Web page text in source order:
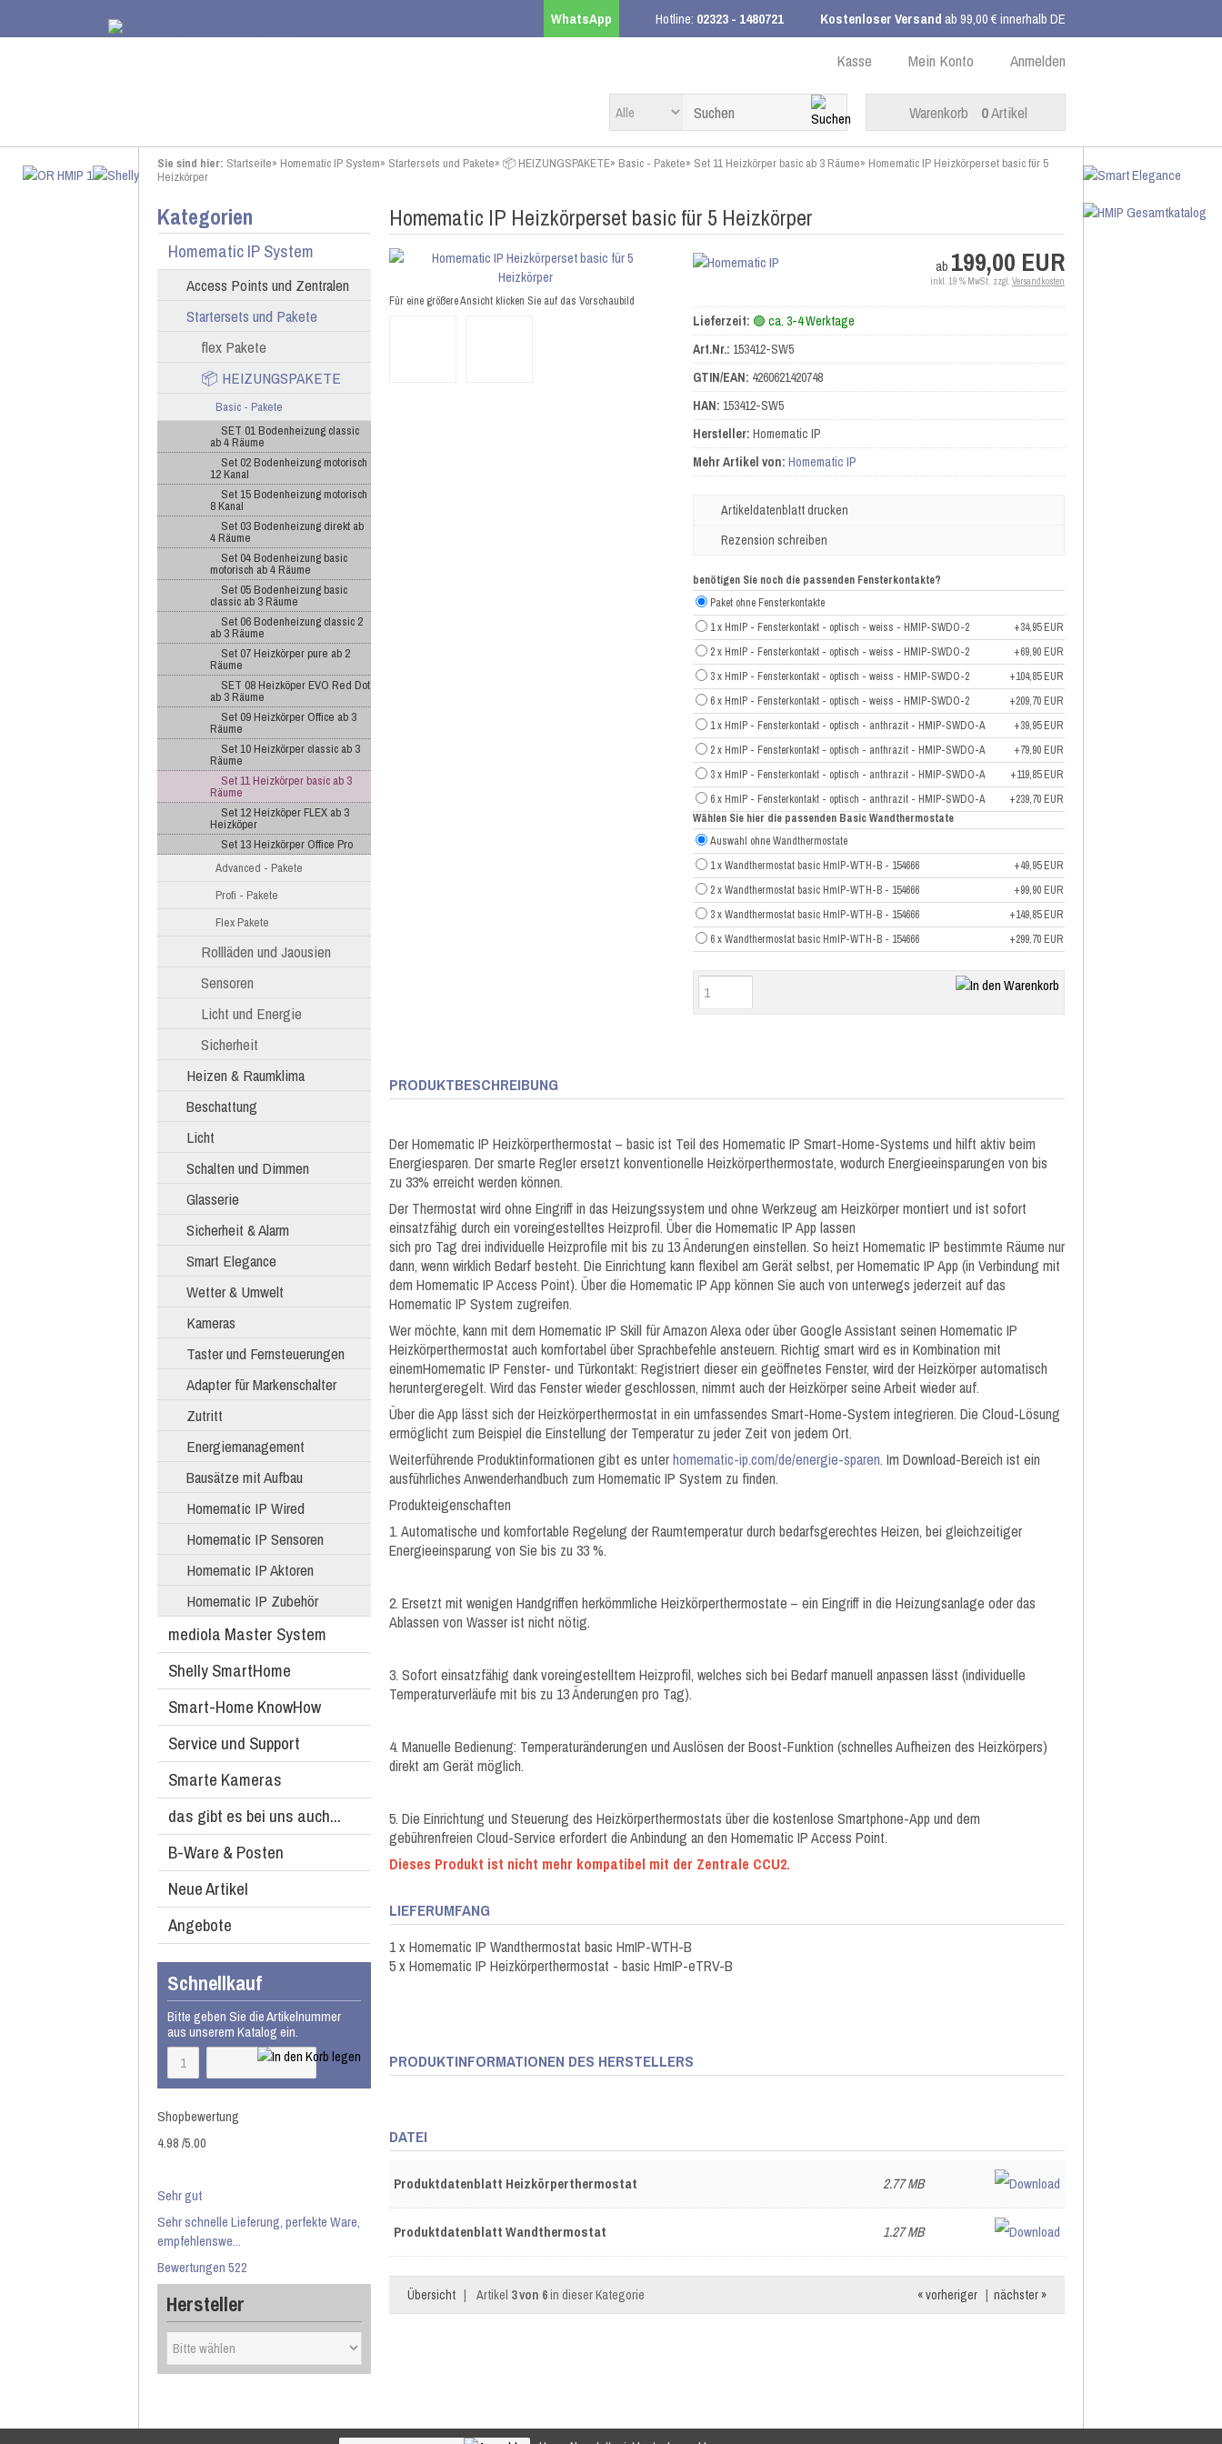
WhatsApp Hotline: 02323 - 1480721 Kostenloser Versandab 99,00 € innerhalb DE
Anmelden
Mein Konto
Kasse
Warenkorb 0Artikel
Sie sind hier: Startseite» Homematic IP System» Startersets und Pakete» 📦 HEIZUNGSPAKETE» Basic - Pakete» Set 11 Heizkörper basic ab 3 Räume» Homematic IP Heizkörperset basic für 5
Heizkörper
Kategorien
Homematic IP System
Access Points und Zentralen
Startersets und Pakete
flex Pakete
📦 HEIZUNGSPAKETE
Basic - Pakete
SET 01 Bodenheizung classic
ab 4 Räume
Set 02 Bodenheizung motorisch
12 Kanal
Set 15 Bodenheizung motorisch
8 Kanal
Set 03 Bodenheizung direkt ab
4 Räume
Set 04 Bodenheizung basic
motorisch ab 4 Räume
Set 05 Bodenheizung basic
classic ab 3 Räume
Set 06 Bodenheizung classic 2
ab 3 Räume
Set 07 Heizkörper pure ab 2
Räume
SET 08 Heizköper EVO Red Dot
ab 3 Räume
Set 09 Heizkörper Office ab 3
Räume
Set 10 Heizkörper classic ab 3
Räume
Set 11 Heizkörper basic ab 3
Räume
Set 12 Heizköper FLEX ab 3
Heizköper
Set 13 Heizkörper Office Pro
Advanced - Pakete
Profi - Pakete
Flex Pakete
Rollläden und Jaousien
Sensoren
Licht und Energie
Sicherheit
Heizen & Raumklima
Beschattung
Licht
Schalten und Dimmen
Glasserie
Sicherheit & Alarm
Smart Elegance
Wetter & Umwelt
Kameras
Taster und Fernsteuerungen
Adapter für Markenschalter
Zutritt
Energiemanagement
Bausätze mit Aufbau
Homematic IP Wired
Homematic IP Sensoren
Homematic IP Aktoren
Homematic IP Zubehör
mediola Master System
Shelly SmartHome
Smart-Home KnowHow
Service und Support
Smarte Kameras
das gibt es bei uns auch...
B-Ware & Posten
Neue Artikel
Angebote
Schnellkauf
Bitte geben Sie die Artikelnummer
aus unserem Katalog ein.
Shopbewertung
4.98/5.00
Sehr gut
Sehr schnelle Lieferung, perfekte Ware,
empfehlenswe...
Bewertungen 522
Hersteller
Homematic IP Heizkörperset basic für 5 Heizkörper
Für eine größere Ansicht klicken Sie auf das Vorschaubild
ab 199,00 EUR
inkl. 19 % MwSt. zzgl. Versandkosten
Lieferzeit: 🟢 ca. 3-4 Werktage
Art.Nr.: 153412-SW5
GTIN/EAN: 4260621420748
HAN: 153412-SW5
Hersteller: Homematic IP
Mehr Artikel von: Homematic IP
Artikeldatenblatt drucken
Rezension schreiben
benötigen Sie noch die passenden Fensterkontakte?
Paket ohne Fensterkontakte
1 x HmIP - Fensterkontakt - optisch - weiss - HMIP-SWDO-2
+34,95 EUR
2 x HmIP - Fensterkontakt - optisch - weiss - HMIP-SWDO-2
+69,90 EUR
3 x HmIP - Fensterkontakt - optisch - weiss - HMIP-SWDO-2
+104,85 EUR
6 x HmIP - Fensterkontakt - optisch - weiss - HMIP-SWDO-2
+209,70 EUR
1 x HmIP - Fensterkontakt - optisch - anthrazit - HMIP-SWDO-A
+39,95 EUR
2 x HmIP - Fensterkontakt - optisch - anthrazit - HMIP-SWDO-A
+79,90 EUR
3 x HmIP - Fensterkontakt - optisch - anthrazit - HMIP-SWDO-A
+119,85 EUR
6 x HmIP - Fensterkontakt - optisch - anthrazit - HMIP-SWDO-A
+239,70 EUR
Wählen Sie hier die passenden Basic Wandthermostate
Auswahl ohne Wandthermostate
1 x Wandthermostat basic HmIP-WTH-B - 154666
+49,95 EUR
2 x Wandthermostat basic HmIP-WTH-B - 154666
+99,90 EUR
3 x Wandthermostat basic HmIP-WTH-B - 154666
+149,85 EUR
6 x Wandthermostat basic HmIP-WTH-B - 154666
+299,70 EUR
PRODUKTBESCHREIBUNG
Der Homematic IP Heizkörperthermostat – basic ist Teil des Homematic IP Smart-Home-Systems und hilft aktiv beim
Energiesparen. Der smarte Regler ersetzt konventionelle Heizkörperthermostate, wodurch Energieeinsparungen von bis
zu 33% erreicht werden können.
Der Thermostat wird ohne Eingriff in das Heizungssystem und ohne Werkzeug am Heizkörper montiert und ist sofort
einsatzfähig durch ein voreingestelltes Heizprofil. Über die Homematic IP App lassen
sich pro Tag drei individuelle Heizprofile mit bis zu 13 Änderungen einstellen. So heizt Homematic IP bestimmte Räume nur
dann, wenn wirklich Bedarf besteht. Die Einrichtung kann flexibel am Gerät selbst, per Homematic IP App (in Verbindung mit
dem Homematic IP Access Point). Über die Homematic IP App können Sie auch von unterwegs jederzeit auf das
Homematic IP System zugreifen.
Wer möchte, kann mit dem Homematic IP Skill für Amazon Alexa oder über Google Assistant seinen Homematic IP
Heizkörperthermostat auch komfortabel über Sprachbefehle ansteuern. Richtig smart wird es in Kombination mit
einemHomematic IP Fenster- und Türkontakt: Registriert dieser ein geöffnetes Fenster, wird der Heizkörper automatisch
heruntergeregelt. Wird das Fenster wieder geschlossen, nimmt auch der Heizkörper seine Arbeit wieder auf.
Über die App lässt sich der Heizkörperthermostat in ein umfassendes Smart-Home-System integrieren. Die Cloud-Lösung
ermöglicht zum Beispiel die Einstellung der Temperatur zu jeder Zeit von jedem Ort.
Weiterführende Produktinformationen gibt es unterhomematic-ip.com/de/energie-sparen. Im Download-Bereich ist ein
ausführliches Anwenderhandbuch zum Homematic IP System zu finden.
Produkteigenschaften
1. Automatische und komfortable Regelung der Raumtemperatur durch bedarfsgerechtes Heizen, bei gleichzeitiger
Energieeinsparung von Sie bis zu 33 %.
2. Ersetzt mit wenigen Handgriffen herkömmliche Heizkörperthermostate – ein Eingriff in die Heizungsanlage oder das
Ablassen von Wasser ist nicht nötig.
3. Sofort einsatzfähig dank voreingestelltem Heizprofil, welches sich bei Bedarf manuell anpassen lässt (individuelle
Temperaturverläufe mit bis zu 13 Änderungen pro Tag).
4. Manuelle Bedienung: Temperaturänderungen und Auslösen der Boost-Funktion (schnelles Aufheizen des Heizkörpers)
direkt am Gerät möglich.
5. Die Einrichtung und Steuerung des Heizkörperthermostats über die kostenlose Smartphone-App und dem
gebührenfreien Cloud-Service erfordert die Anbindung an den Homematic IP Access Point.
Dieses Produkt ist nicht mehr kompatibel mit der Zentrale CCU2.
LIEFERUMFANG
1 x Homematic IP Wandthermostat basic HmIP-WTH-B
5 x Homematic IP Heizkörperthermostat - basic HmIP-eTRV-B
PRODUKTINFORMATIONEN DES HERSTELLERS
DATEI
Produktdatenblatt Heizkörperthermostat 2.77 MB
Produktdatenblatt Wandthermostat 1.27 MB
Übersicht | Artikel 3 von 6in dieser Kategorie « vorheriger | nächster »